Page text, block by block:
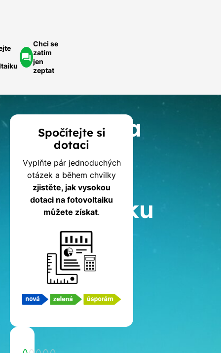
Chci se
zatím
jen
zeptat
Kalkulačka
dotací
na
fotovoltaiku
Spočítejte si
dotaci
Vyplňte pár jednoduchých
otázek a během chvilky
zjistěte, jak vysokou
dotaci na fotovoltaiku
můžete získat.